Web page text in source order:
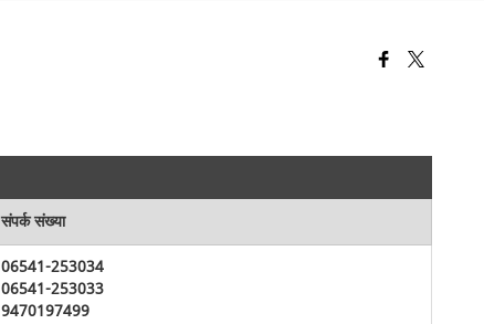
संपर्क संख्या
06541-253034
06541-253033
9470197499